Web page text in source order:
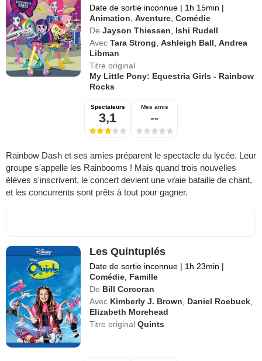
Date de sortie inconnue | 1h 15min |
Animation,Aventure,Comédie
De Jayson Thiessen, Ishi Rudell
Avec Tara Strong,Ashleigh Ball,Andrea
Libman
Titre original
My Little Pony: Equestria Girls - Rainbow
Rocks
Spectateurs
3,1
Mes amis
--
Rainbow Dash et ses amies préparent le spectacle du lycée. Leur
groupe s'appelle les Rainbooms ! Mais quand trois nouvelles
élèves s'inscrivent, le concert devient une vraie bataille de chant,
et les concurrents sont prêts à tout pour gagner.
Les Quintuplés
Date de sortie inconnue | 1h 23min |
Comédie, Famille
De Bill Corcoran
Avec Kimberly J. Brown, Daniel Roebuck,
Elizabeth Morehead
Titre originalQuints